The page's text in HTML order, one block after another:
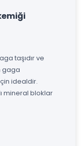
taşıdır ve
gaga
idealdir.
mineral bloklar